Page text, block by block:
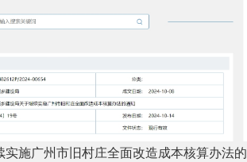
实施广州市旧村庄全面改造成本核算办法的